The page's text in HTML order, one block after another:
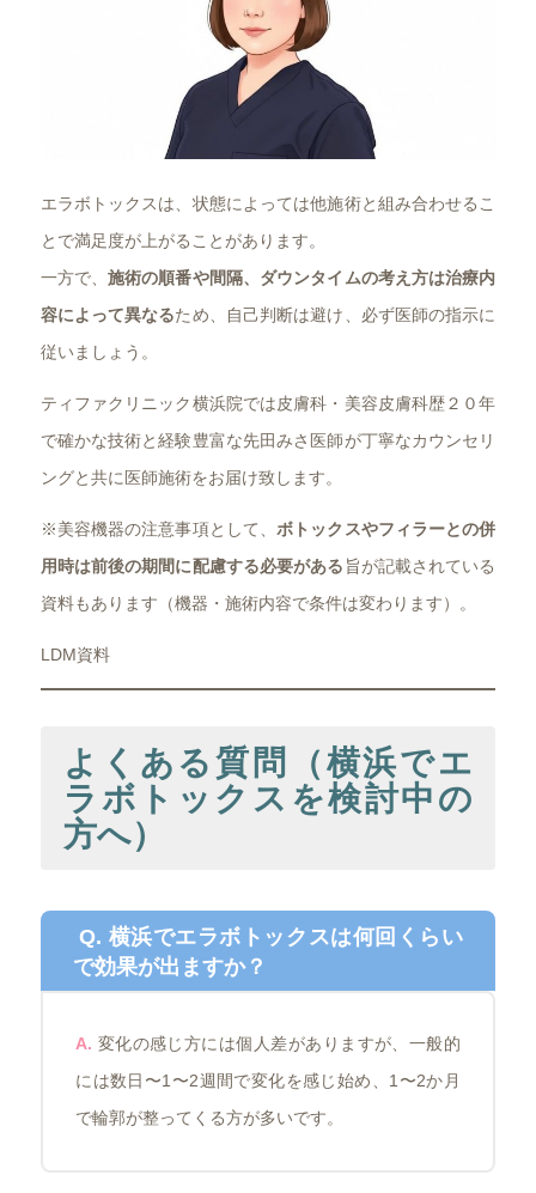
エラボトックスは、状態によっては他施術と組み合わせるこ
とで満足度が上がることがあります。
一方で、施術の順番や間隔、ダウンタイムの考え方は治療内
容によって異なるため、自己判断は避け、必ず医師の指示に
従いましょう。
ティファクリニック横浜院では皮膚科・美容皮膚科歴２０年
で確かな技術と経験豊富な先田みさ医師が丁寧なカウンセリ
ングと共に医師施術をお届け致します。
※美容機器の注意事項として、 ボトックスやフィラーとの併
用時は前後の期間に配慮する必要がある 旨が記載されている
資料もあります（機器・施術内容で条件は変わります）。
LDM資料
よくある質問（横浜でエ
ラボトックスを検討中の
方へ）
Q. 横浜でエラボトックスは何回くらい
で効果が出ますか？
A. 変化の感じ方には個人差がありますが、一般的
には数日〜1〜2週間で変化を感じ始め、1〜2か月
で輪郭が整ってくる方が多いです。